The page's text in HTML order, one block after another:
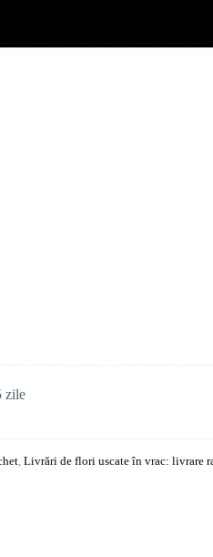
zile
Livrări de flori uscate în vrac: livrare